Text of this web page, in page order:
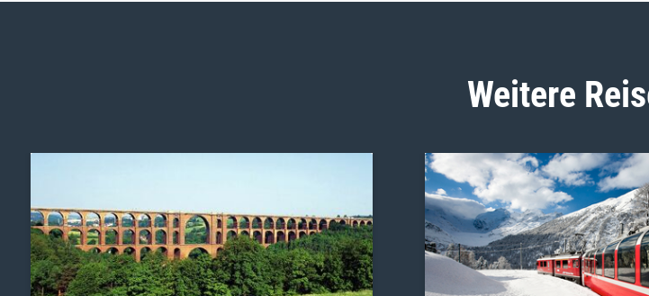
Weitere